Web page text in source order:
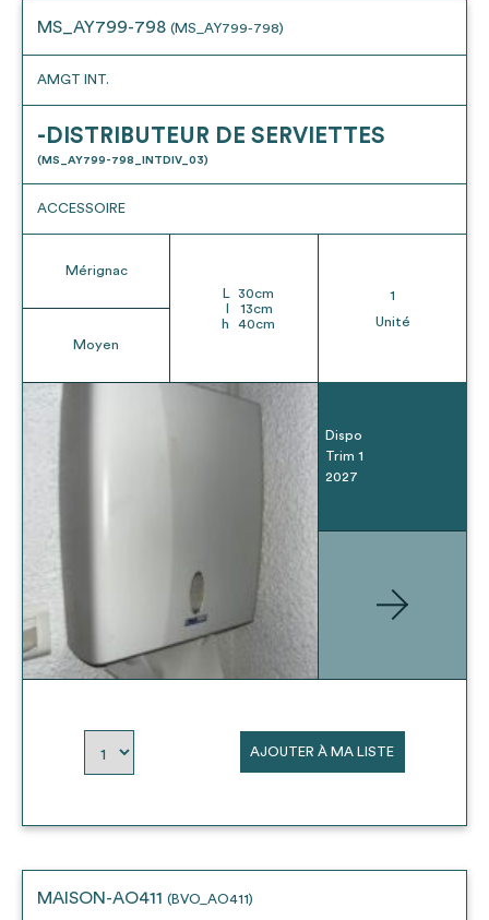
MS_AY799-798 (MS_AY799-798)
AMGT INT.
-DISTRIBUTEUR DE SERVIETTES
(MS_AY799-798_INTDIV_03)
ACCESSOIRE
Mérignac
Moyen
L 30cm
13cm
h
40cm
1
Unité
Dispo
Trim 1
2027
AJOUTER À MA LISTE
MAISON-AO411 (BVO_AO411)